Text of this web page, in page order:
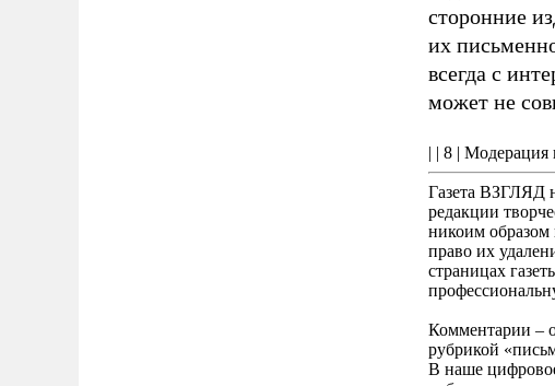
сторонние
их
всегда с
может не
| | 8 | Модерация
Газета ВЗГЛЯД
редакции
никоим образом
право их
страницах
Комментарии –
рубрикой
В наше